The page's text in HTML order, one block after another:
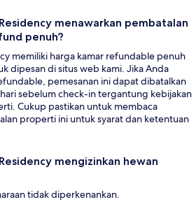
menawarkan pembatalan
penuh?
memiliki harga kamar refundable penuh
dipesan di situs web kami. Jika Anda
pemesanan ini dapat dibatalkan
sebelum check-in tergantung kebijakan
Cukup pastikan untuk membaca
properti ini untuk syarat dan ketentuan
mengizinkan hewan
tidak diperkenankan.